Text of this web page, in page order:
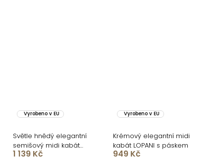
Vyrobeno v EU
Světle hnědý elegantní
semišový midi kabát
AERISCA
1 139 Kč
Vyrobeno v EU
Krémový elegantní midi
kabát LOPANI s páskem
949 Kč